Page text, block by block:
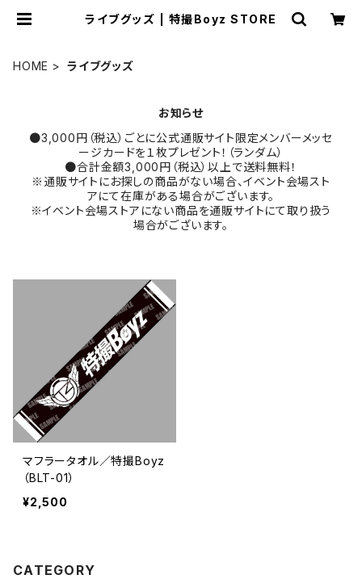
ライブグッズ | 特撮Boyz STORE
HOME ライブグッズ
お知らせ
●3,000円（税込）ごとに公式通販サイト限定メンバーメッセ
ージカードを１枚プレゼント！（ランダム）
●合計金額3,000円（税込）以上で送料無料！
※通販サイトにお探しの商品がない場合、イベント会場スト
アにて在庫がある場合がございます。
※イベント会場ストアにない商品を通販サイトにて取り扱う
場合がございます。
マフラータオル／特撮Boyz
（BLT-01）
¥2,500
CATEGORY